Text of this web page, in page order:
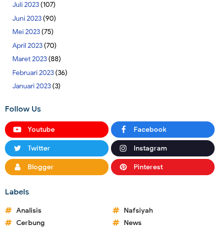
Juli 2023(107)
Juni 2023(90)
Mei 2023(75)
April 2023(70)
Maret 2023(88)
Februari 2023(36)
Januari 2023(3)
Follow Us
Youtube Facebook
Twitter Instagram
Blogger Pinterest
Labels
Analisis
Cerbung
Nafsiyah
News